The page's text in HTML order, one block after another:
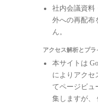
社内会議資料
外への再配布
ん。
アクセス解析とプラ
本サイトは
によりアクセ
てページビュ
集しますが、